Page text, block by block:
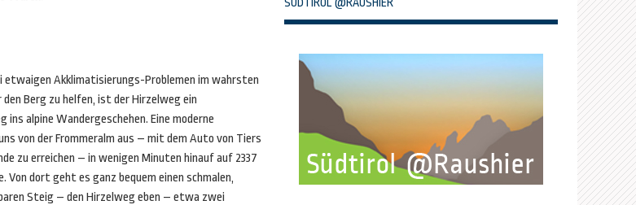
etwaigen Akklimatisierungs-Problemen im wahrsten
Berg zu helfen, ist der Hirzelweg ein
ins alpine Wandergeschehen. Eine moderne
von der Frommeralm aus – mit dem Auto von Tiers
zu erreichen – in wenigen Minuten hinauf auf 2337
Von dort geht es ganz bequem einen schmalen,
Steig – den Hirzelweg eben – etwa zwei
SÜDTIROL @RAUSHIER